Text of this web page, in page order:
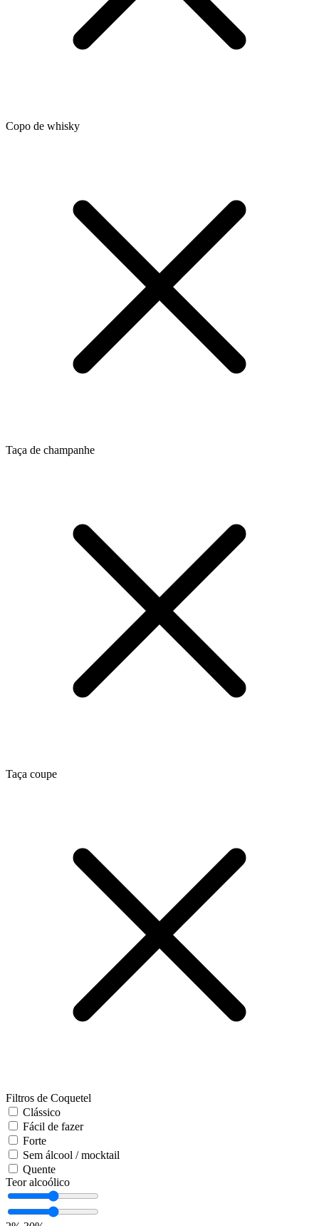
Copo de whisky
Taça de champanhe
Taça coupe
Filtros de Coquetel
Clássico
Fácil de fazer
Forte
Sem álcool / mocktail
Quente
Teor alcoólico